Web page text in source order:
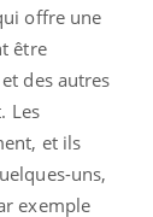
offre une
être
des autres
Les
et ils
uns,
exemple